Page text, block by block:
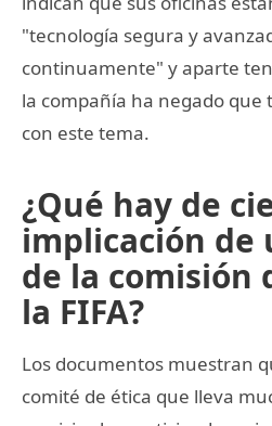
"tecnología segura y
continuamente" y aparte
la compañía ha negado que
con este tema.
¿Qué hay de
implicación de
de la comisión
la FIFA?
Los documentos muestran
comité de ética que lleva